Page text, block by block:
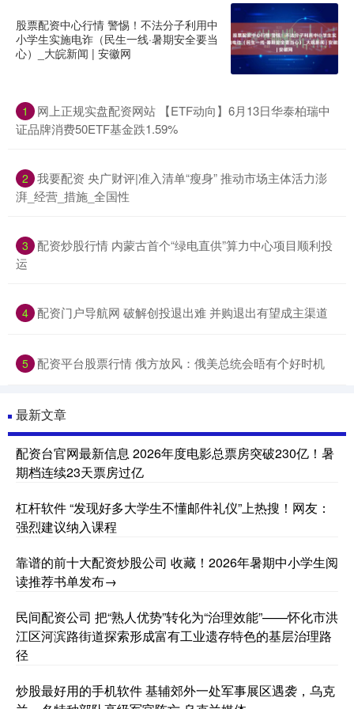
股票配资中心行情 警惕！不法分子利用中
小学生实施电诈（民生一线·暑期安全要当
心）_大皖新闻 | 安徽网
1
网上正规实盘配资网站 【ETF动向】6月13日华泰柏瑞中
证品牌消费50ETF基金跌1.59%
2 我要配资 央广财评|准入清单“瘦身” 推动市场主体活力澎
湃_经营_措施_全国性
3 配资炒股行情 内蒙古首个“绿电直供”算力中心项目顺利投
运
4 配资门户导航网 破解创投退出难 并购退出有望成主渠道
5 配资平台股票行情 俄方放风：俄美总统会晤有个好时机
最新文章
配资台官网最新信息 2026年度电影总票房突破230亿！暑
期档连续23天票房过亿
杠杆软件 “发现好多大学生不懂邮件礼仪”上热搜！网友：
强烈建议纳入课程
靠谱的前十大配资炒股公司 收藏！2026年暑期中小学生阅
读推荐书单发布→
民间配资公司 把“熟人优势”转化为“治理效能”——怀化市洪
江区河滨路街道探索形成富有工业遗存特色的基层治理路
径
炒股最好用的手机软件 基辅郊外一处军事展区遇袭，乌克